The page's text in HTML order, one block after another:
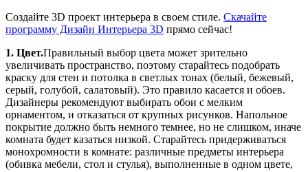
Создайте 3D проект интерьера в своем стиле. Скачайте
программу Дизайн Интерьера 3D прямо сейчас!
1. Цвет.Правильный выбор цвета может зрительно
увеличивать пространство, поэтому старайтесь подобрать
краску для стен и потолка в светлых тонах (белый, бежевый,
серый, голубой, салатовый). Это правило касается и обоев.
Дизайнеры рекомендуют выбирать обои с мелким
орнаментом, и отказаться от крупных рисунков. Напольное
покрытие должно быть немного темнее, но не слишком, иначе
комната будет казаться низкой. Старайтесь придерживаться
монохромности в комнате: различные предметы интерьера
(обивка мебели, стол и стулья), выполненные в одном цвете,